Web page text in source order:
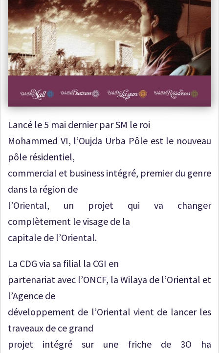
Lancé le 5 mai dernier par SM le roi
Mohammed VI, l’Oujda Urba Pôle est le nouveau
pôle résidentiel,
commercial et business intégré, premier du genre
dans la région de
l’Oriental, un projet qui va changer
complètement le visage de la
capitale de l’Oriental.
La CDG via sa filial la CGI en
partenariat avec l’ONCF, la Wilaya de l’Oriental et
l’Agence de
développement de l’Oriental vient de lancer les
traveaux de ce grand
projet intégré sur une friche de 3O ha